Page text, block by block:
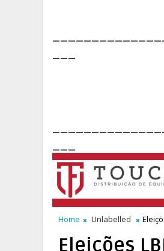
Home Unlabelled
Eleições